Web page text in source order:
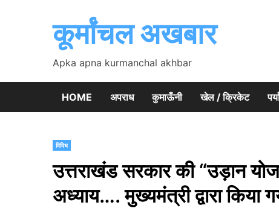
कूर्मांचल अखबार
Apka apna kurmanchal akhbar
HOME अपराध कुमाऊँनी खेल / क्रिकेट
विविध
उत्तराखंड सरकार की “उड़ान
अध्याय…. मुख्यमंत्री द्वारा किया